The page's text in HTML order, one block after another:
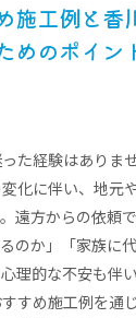
施工例と香
めのポイン
た経験はありま
化に伴い、地元
遠方からの依頼
のか」「家族に
理的な不安も伴
すめ施工例を通